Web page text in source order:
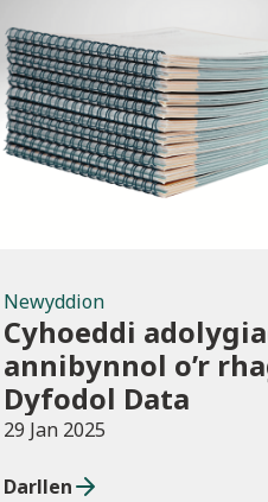
Newyddion
Cyhoeddi
annibynnol o’r
Dyfodol Data
29 Jan 2025
Darllen